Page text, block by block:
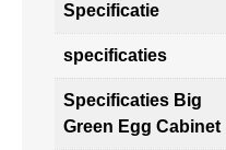
Specificatie
specificaties
Specificaties Big
Green Egg Cabinet